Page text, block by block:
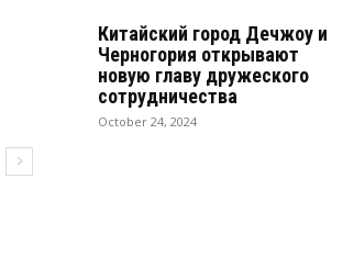
Китайский город Дечжоу и
Черногория открывают
новую главу дружеского
сотрудничества
October 24, 2024